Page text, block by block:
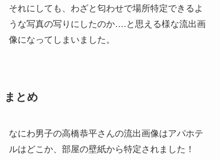
それにしても、わざと匂わせで場所特定できるよ
うな写真の写りにしたのか….と思える様な流出画
像になってしまいました。
まとめ
なにわ男子の高橋恭平さんの流出画像はアパホテ
ルはどこか、部屋の壁紙から特定されました！